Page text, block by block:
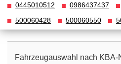
0445010512 0986437437
500060428
500060550
Fahrzeugauswahl nach KBA-